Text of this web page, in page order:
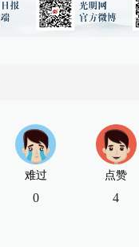
难过
0
点赞
4